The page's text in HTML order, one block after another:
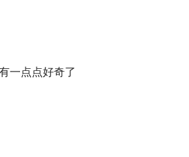
深蒂固的需求？
方赚大了！
不是交流和传播的唯一渠道
一点点好奇了